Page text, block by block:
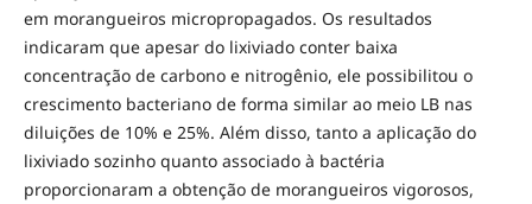
em morangueiros micropropagados. Os resultados
indicaram que apesar do lixiviado conter baixa
concentração de carbono e nitrogênio, ele possibilitou o
crescimento bacteriano de forma similar ao meio LB nas
diluições de 10% e 25%. Além disso, tanto a aplicação do
lixiviado sozinho quanto associado à bactéria
proporcionaram a obtenção de morangueiros vigorosos,